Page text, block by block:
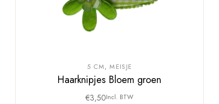
5 CM MEISJE
Haarknipjes Bloem groen
€3,50Incl. BTW